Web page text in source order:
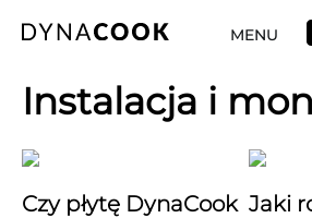
MENU
Instalacja i
Czy płytę DynaCook Jaki